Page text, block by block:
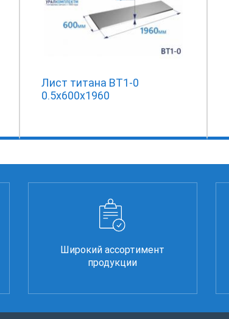
Лист титана ВТ1-0
0.5х600х1960
Широкий ассортимент
продукции